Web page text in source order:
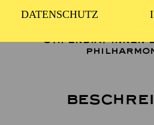
DATENSCHUTZ
STIPENDIAT*INNEN